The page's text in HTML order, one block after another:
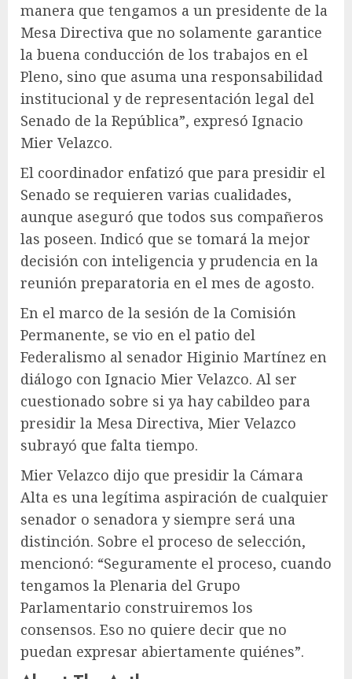
manera que tengamos a un presidente de la
Mesa Directiva que no solamente garantice
la buena conducción de los trabajos en el
Pleno, sino que asuma una responsabilidad
institucional y de representación legal del
Senado de la República”, expresó Ignacio
Mier Velazco.
El coordinador enfatizó que para presidir el
Senado se requieren varias cualidades,
aunque aseguró que todos sus compañeros
las poseen. Indicó que se tomará la mejor
decisión con inteligencia y prudencia en la
reunión preparatoria en el mes de agosto.
En el marco de la sesión de la Comisión
Permanente, se vio en el patio del
Federalismo al senador Higinio Martínez en
diálogo con Ignacio Mier Velazco. Al ser
cuestionado sobre si ya hay cabildeo para
presidir la Mesa Directiva, Mier Velazco
subrayó que falta tiempo.
Mier Velazco dijo que presidir la Cámara
Alta es una legítima aspiración de cualquier
senador o senadora y siempre será una
distinción. Sobre el proceso de selección,
mencionó: “Seguramente el proceso, cuando
tengamos la Plenaria del Grupo
Parlamentario construiremos los
consensos. Eso no quiere decir que no
puedan expresar abiertamente quiénes”.